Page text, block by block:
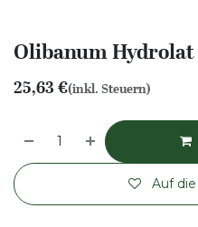
Olibanum
25,63€(inkl. Steuern)
Auf